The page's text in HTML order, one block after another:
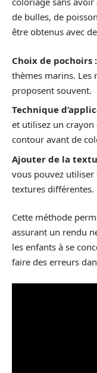
de bulles, de
être obtenus avec
Choix de pochoirs :
thèmes marins. Les
proposent souvent.
Technique
et utilisez un
contour avant de
Ajouter de la
vous pouvez
textures différentes.
Cette méthode
assurant un rendu
les enfants à se
faire des erreurs